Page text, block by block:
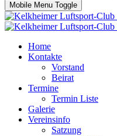
Mobile Menu Toggle
Home
Kontakte
Vorstand
Beirat
Termine
Termin Liste
Galerie
Vereinsinfo
Satzung